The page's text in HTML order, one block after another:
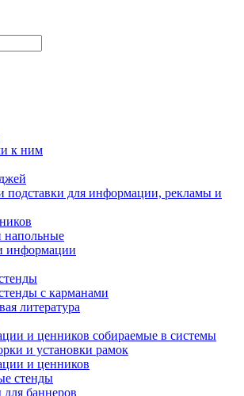
к ним
подставки для информации, рекламы и
напольные
информации
с карманами
литература
и ценников собираемые в системы
и установки рамок
и ценников
стенды
баннеров